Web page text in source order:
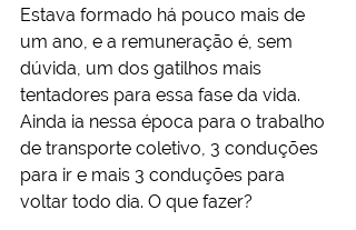
Estava formado há pouco mais de
um ano, e a remuneração é, sem
dúvida, um dos gatilhos mais
tentadores para essa fase da vida.
Ainda ia nessa época para o trabalho
de transporte coletivo, 3 conduções
para ir e mais 3 conduções para
voltar todo dia. O que fazer?